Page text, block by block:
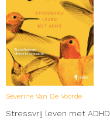
Séverine Van De Voorde
Stressvrij leven met ADHD